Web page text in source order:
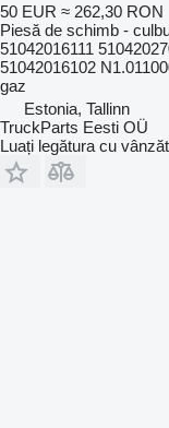
50 EUR ≈ 262,30 RON
Piesă de schimb -
51042016111
51042016102
gaz
Estonia, Tallinn
TruckParts Eesti OÜ
Luați legătura cu